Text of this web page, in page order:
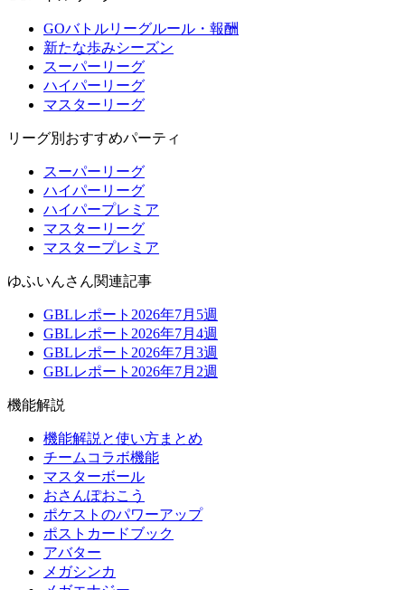
GOバトルリーグルール・報酬
新たな歩みシーズン
スーパーリーグ
ハイパーリーグ
マスターリーグ
リーグ別おすすめパーティ
スーパーリーグ
ハイパーリーグ
ハイパープレミア
マスターリーグ
マスタープレミア
ゆふいんさん関連記事
GBLレポート2026年7月5週
GBLレポート2026年7月4週
GBLレポート2026年7月3週
GBLレポート2026年7月2週
機能解説
機能解説と使い方まとめ
チームコラボ機能
マスターボール
おさんぽおこう
ポケストのパワーアップ
ポストカードブック
アバター
メガシンカ